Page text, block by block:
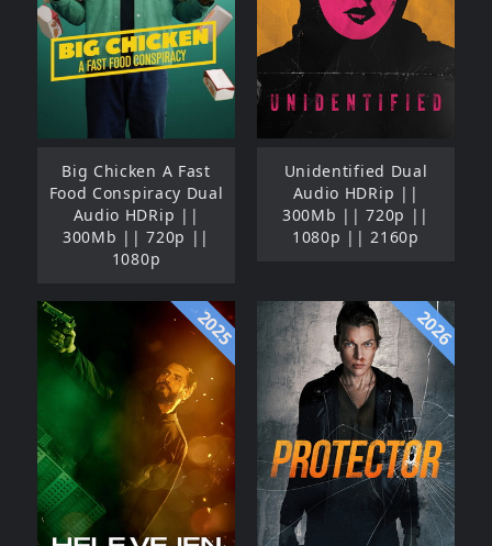
Big Chicken A Fast
Food Conspiracy Dual
Audio HDRip ||
300Mb || 720p ||
1080p
Unidentified Dual
Audio HDRip ||
300Mb || 720p ||
1080p || 2160p
2025 2026